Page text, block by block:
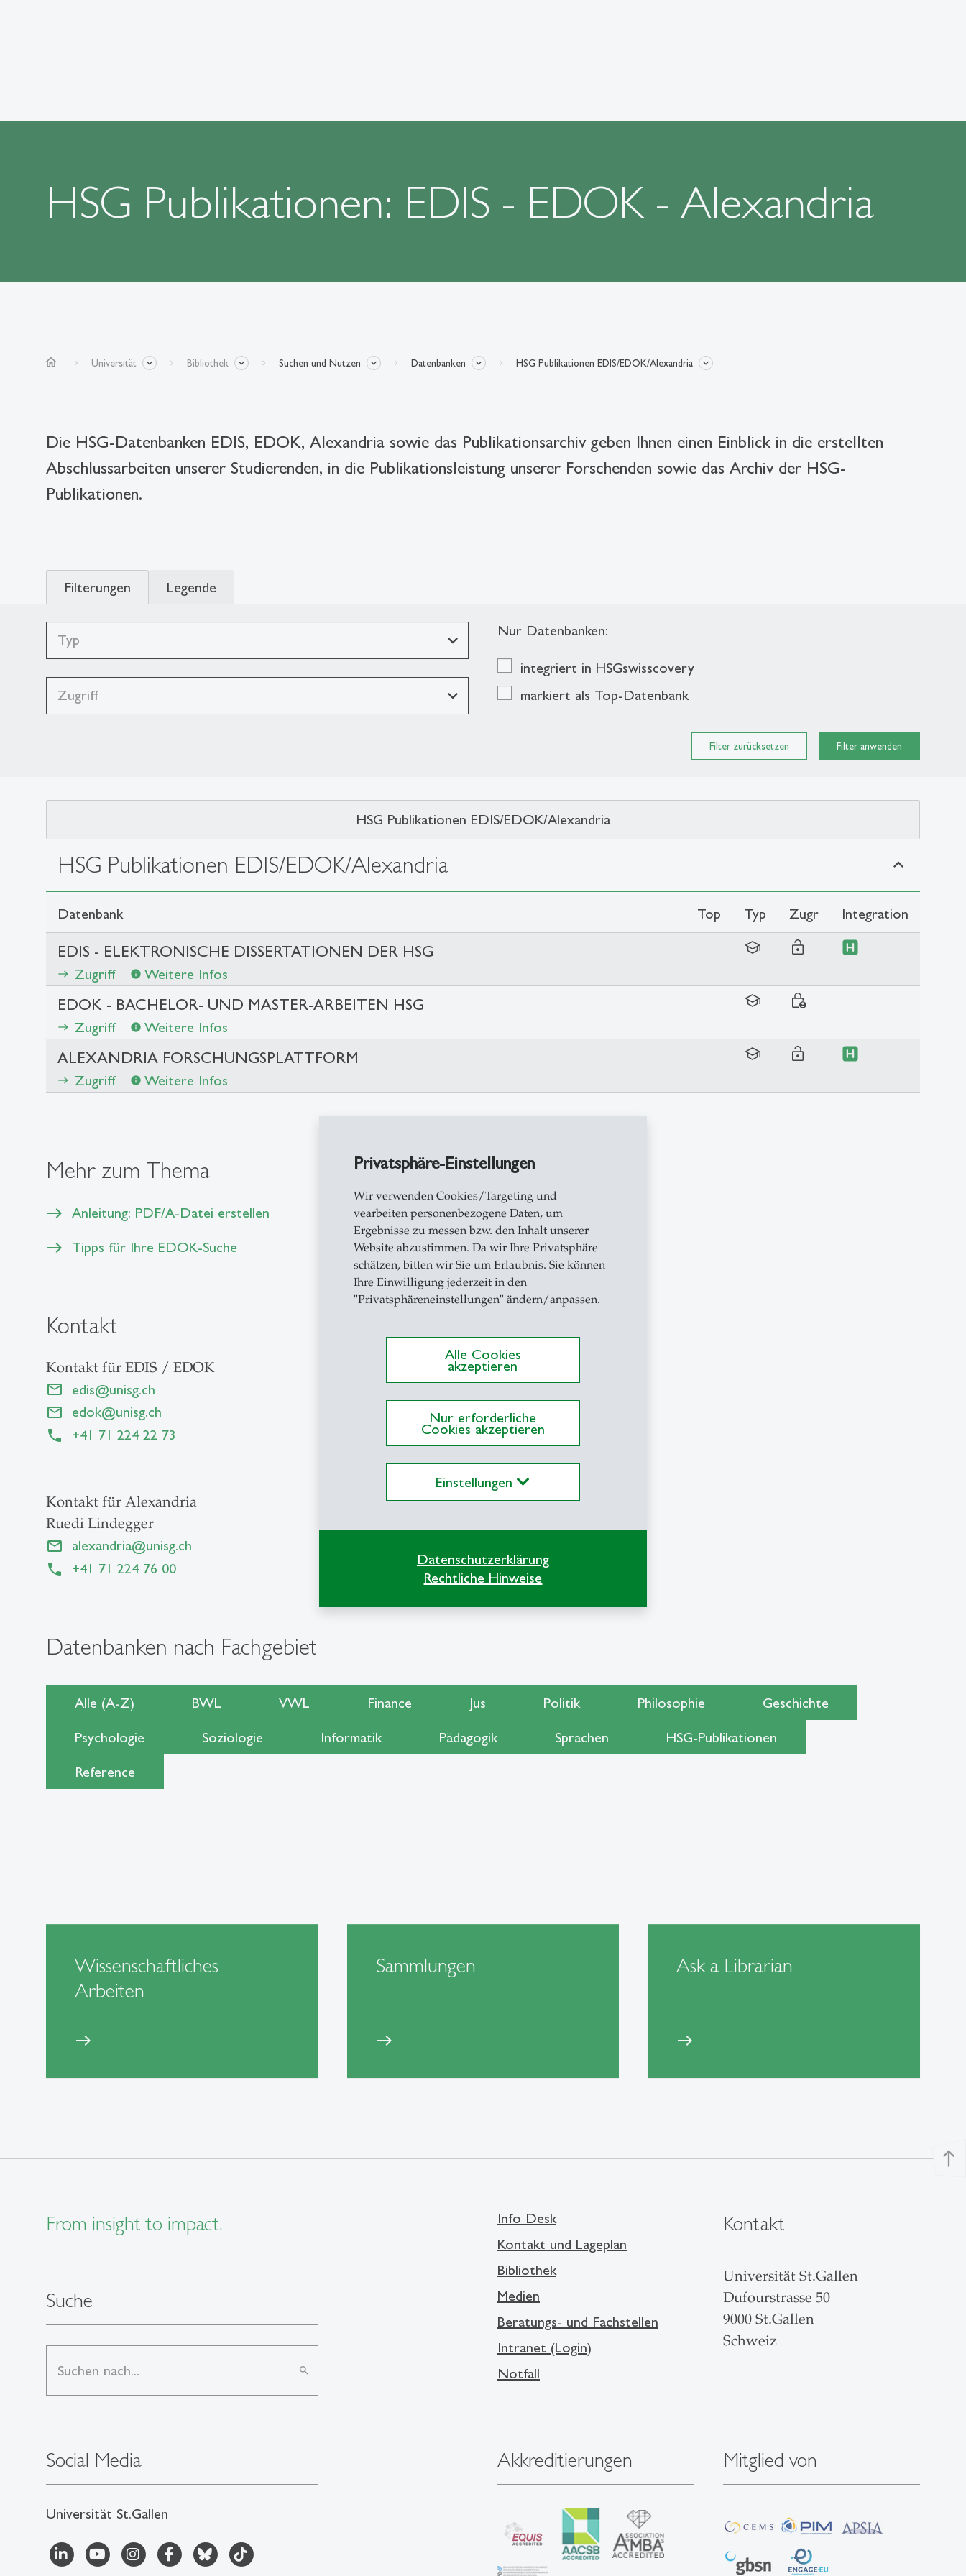
Privatsphäre-Einstellungen
Wir verwenden Cookies/Targeting und
vearbeiten personenbezogene Daten, um
Ergebnisse zu messen bzw. den Inhalt unserer
Website abzustimmen. Da wir Ihre Privatsphäre
schätzen, bitten wir Sie um Erlaubnis. Sie können
Ihre Einwilligung jederzeit in den
"Privatsphäreneinstellungen" ändern/anpassen.
Alle Cookies
akzeptieren
Nur erforderliche
Cookies akzeptieren
Einstellungen
Datenschutzerklärung
Rechtliche Hinweise
HSG Publikationen: EDIS - EDOK - Alexandria
home Universität Bibliothek Suchen und Nutzen Datenbanken HSG Publikationen EDIS/EDOK/Alexandria
Die HSG-Datenbanken EDIS, EDOK, Alexandria sowie das Publikationsarchiv geben Ihnen einen Einblick in die erstellten
Abschlussarbeiten unserer Studierenden, in die Publikationsleistung unserer Forschenden sowie das Archiv der HSG-
Publikationen.
Filterungen Legende
Nur Datenbanken:
integriert in HSGswisscovery
markiert als Top-Datenbank
Filter zurücksetzen Filter anwenden
HSG Publikationen EDIS/EDOK/Alexandria
HSG Publikationen EDIS/EDOK/Alexandria expand_less
Datenbank Top Typ Zugr Integration
EDIS - ELEKTRONISCHE DISSERTATIONEN DER HSG
east Zugriff info Weitere Infos
EDOK - BACHELOR- UND MASTER-ARBEITEN HSG
east Zugriff info Weitere Infos
ALEXANDRIA FORSCHUNGSPLATTFORM
east Zugriff info Weitere Infos
Mehr zum Thema
Anleitung: PDF/A-Datei erstellen
Tipps für Ihre EDOK-Suche
Kontakt
Kontakt für EDIS / EDOK
edis@unisg.ch
edok@unisg.ch
+41 71 224 22 73
Kontakt für Alexandria
Ruedi Lindegger
alexandria@unisg.ch
+41 71 224 76 00
Datenbanken nach Fachgebiet
Alle (A-Z) BWL VWL Finance Jus Politik Philosophie
Geschichte
Psychologie
Soziologie Informatik Pädagogik Sprachen
HSG-Publikationen
Reference
Wissenschaftliches
Arbeiten
east
Sammlungen
east
Ask a Librarian
east
north
From insight to impact.
Suche
search
Social Media
Universität St.Gallen
Info Desk
Kontakt und Lageplan
Bibliothek
Medien
Beratungs- und Fachstellen
Intranet (Login)
Notfall
Kontakt
Universität St.Gallen
Dufourstrasse 50
9000 St.Gallen
Schweiz
Akkreditierungen Mitglied von